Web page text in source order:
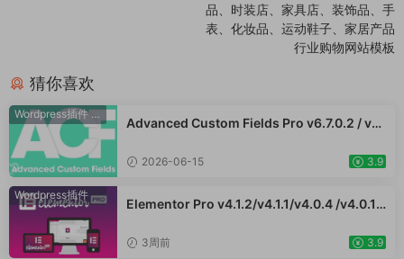
品、时装店、家具店、装饰品、手
表、化妆品、运动鞋子、家居产品
行业购物网站模板
猜你喜欢
Wordpress插件· WooCommerce插件
Advanced Custom Fields Pro v6.7.0.2 / v6.
12 高级自定义字段专业版Wordpress插件AC
2026-06-15 3.9
Wordpress插件
Elementor Pro v4.1.2/v4.1.1/v4.0.4 /v4.0.1 /
/ v3.29.2 / v3.29.1 / v3.29.0 / v3.28.x /3.27.
3周前 3.9